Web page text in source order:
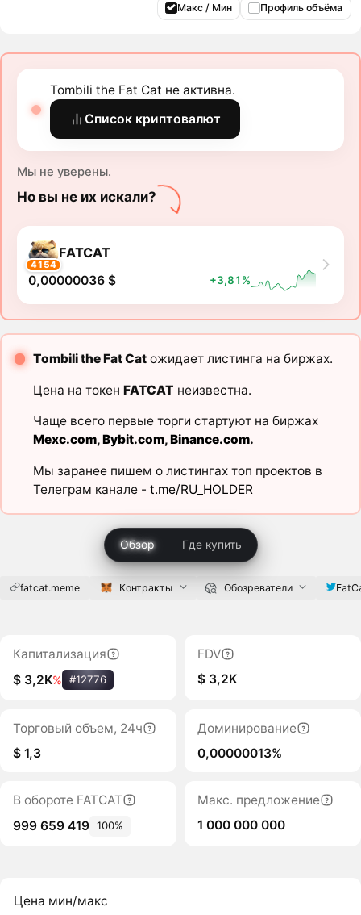
Макс / Мин Профиль объёма
Tombili the Fat Cat не активна.
Список криптовалют
Мы не уверены.
Но вы не их искали?
4154
FATCAT
0,00000036 $ +3,81%
Tombili the Fat Catожидает листинга на биржах.
Цена на токен FATCAT неизвестна.
Чаще всего первые торги стартуют на биржах
Mexc.com,Bybit.com,Binance.com.
Мы заранее пишем о листингах топ проектов в
Телеграм канале - t.me/RU_HOLDER
Обзор Где купить
fatcat.meme Контракты Обозреватели
Капитализация
$ 3,2K% #12776
FDV
$ 3,2K
Торговый объем, 24ч
$ 1,3
Доминирование
0,00000013%
В обороте FATCAT
999 659 419 100%
Макс. предложение
1 000 000 000
Цена мин/макс